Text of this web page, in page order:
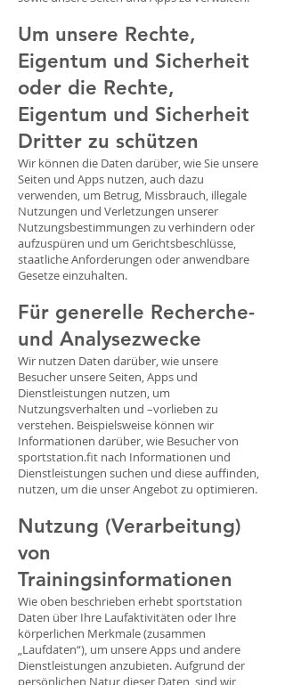
Um unsere Rechte,
Eigentum und Sicherheit
oder die Rechte,
Eigentum und Sicherheit
Dritter zu schützen
Wir können die Daten darüber, wie Sie unsere
Seiten und Apps nutzen, auch dazu
verwenden, um Betrug, Missbrauch, illegale
Nutzungen und Verletzungen unserer
Nutzungsbestimmungen zu verhindern oder
aufzuspüren und um Gerichtsbeschlüsse,
staatliche Anforderungen oder anwendbare
Gesetze einzuhalten.
Für generelle Recherche-
und Analysezwecke
Wir nutzen Daten darüber, wie unsere
Besucher unsere Seiten, Apps und
Dienstleistungen nutzen, um
Nutzungsverhalten und –vorlieben zu
verstehen. Beispielsweise können wir
Informationen darüber, wie Besucher von
sportstation.fit nach Informationen und
Dienstleistungen suchen und diese auffinden,
nutzen, um die unser Angebot zu optimieren.
Nutzung (Verarbeitung)
von
Trainingsinformationen
Wie oben beschrieben erhebt sportstation
Daten über Ihre Laufaktivitäten oder Ihre
körperlichen Merkmale (zusammen
„Laufdaten“), um unsere Apps und andere
Dienstleistungen anzubieten. Aufgrund der
persönlichen Natur dieser Daten, sind wir